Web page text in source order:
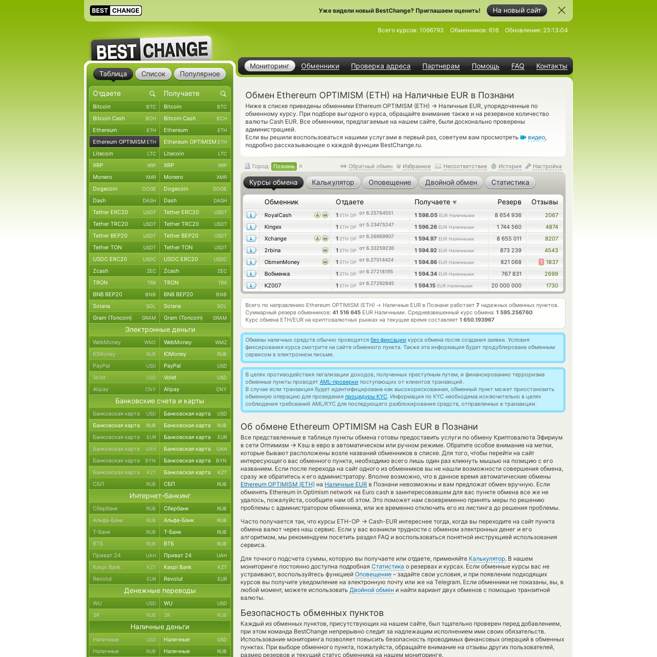
На новый сайт
Уже видели новый BestChange? Приглашаем оценить!
Мониторинг Обменники Проверка адреса Партнерам Помощь FAQ Контакты
Всего курсов: 1066793 Обменников: 616 Обновление: 23:13:04
Обмен Ethereum OPTIMISM (ETH) на Наличные EUR в Познани
Ниже в списке приведены обменники Ethereum OPTIMISM (ETH) → Наличные EUR, упорядоченные по
обменному курсу. При подборе выгодного курса, обращайте внимание также и на резервное количество
валюты Cash EUR. Все обменники, предлагаемые на нашем сайте, были досконально проверены
администрацией.
Если вы решили воспользоваться нашими услугами в первый раз, советуем вам просмотреть
видео,
подробно рассказывающее о каждой функции BestChange.ru.
Обратный обмен Избранное Несоответствие История Настройка
Город: Познань
Курсы обмена Калькулятор Оповещение Двойной обмен Статистика
Обменник Отдаете Получаете ▼ Резерв Отзывы
RoyalCash 1 ETH OP от 6.25764551 1 598.05 EUR Наличными 8 654 936
2067
Kingex
1 ETH OP от 5.23475247 1 596.26 EUR Наличными 1 744 560
4874
Xchange
1 ETH OP от 6.26969907 1 594.97 EUR Наличными 8 655 011
8207
2rbina
1 ETH OP от 6.33259236 1 594.92 EUR Наличными 873 239
4543
ObmenMoney
1 ETH OP от 6.27014424 1 594.86 EUR Наличными 821 068 1 1837
Вобменка
1 ETH OP от 6.27218195 1 594.34 EUR Наличными 767 831
2699
KZ007
1 ETH OP от 6.27292845 1 594.15 EUR Наличными 20 000 000 1730
Всего по направлению Ethereum OPTIMISM (ETH) → Наличные EUR в Познани работает 7 надежных обменных пунктов.
Суммарный резерв обменников: 41 516 645 EUR Наличными. Средневзвешенный курс обмена: 1 595.256760
Курс обмена ETH/EUR на криптовалютных рынках на текущее время составляет 1 650.193967
Обмены наличных средств обычно проводятся без фиксации курса обмена после создания заявки. Условия
фиксирования курса смотрите на сайте обменного пункта. Также эта информация будет продублирована обменным
сервисом в электронном письме.
В целях противодействия легализации доходов, полученных преступным путем, и финансированию терроризма
обменные пункты проводят AML-проверки поступающих от клиентов транзакций.
В случае если транзакция будет идентифицирована как высокорискованная, обменный пункт может приостановить
обменную операцию для проведения процедуры KYC. Информация по KYC необходима исключительно в целях
соблюдения требований AML/KYC для последующего разблокирования средств, отправленных в транзакции.
Об обмене Ethereum OPTIMISM на Cash EUR в Познани
Все представленные в таблице пункты обмена готовы предоставить услуги по обмену Криптовалюта Эфириум
в сети Оптимизм → Кэш в евро в автоматическом или ручном режиме. Обратите особое внимание на метки,
которые бывают расположены возле названий обменников в списке. Для того, чтобы перейти на сайт
интересующего вас обменного пункта, необходимо всего лишь один раз кликнуть мышью на позицию с его
названием. Если после перехода на сайт одного из обменников вы не нашли возможности совершения обмена,
сразу же обратитесь к его администратору. Вполне возможно, что в данное время автоматические обмены
Ethereum OPTIMISM (ETH) на Наличные EUR в Познани невозможны и вам предложат обмен вручную. Если
обменять Ethereum in Optimism network на Euro cash в заинтересовавшем для вас пункте обмена все же не
удалось, пожалуйста, сообщите нам об этом. Это поможет нам своевременно принять меры по решению
проблемы с администратором обменника, или же временно отключить его из листинга до решения проблемы.
Часто получается так, что курсы ETH-OP → Cash-EUR интереснее тогда, когда вы переходите на сайт пункта
обмена валют через наш сервис. Если у вас возникли трудности с обменом электронных денег и его
алгоритмом, мы рекомендуем посетить раздел FAQ и воспользоваться понятной инструкцией использования
сервиса.
Для точного подсчета суммы, которую вы получаете или отдаете, применяйте Калькулятор. В нашем
мониторинге постоянно доступна подробная Статистика о резервах и курсах. Если обменные курсы вас не
устраивают, воспользуйтесь функцией Оповещение – задайте свои условия, и при появлении подходящих
курсов вы получите уведомление на электронную почту или же на Telegram. Если обменники не показаны, вы, в
любой момент, можете использовать Двойной обмен и найти вариант двух обменов с помощью транзитной
валюты.
Безопасность обменных пунктов
Каждый из обменных пунктов, присутствующих на нашем сайте, был тщательно проверен перед добавлением,
при этом команда BestChange непрерывно следит за надлежащим исполнением ими своих обязательств.
Использование мониторинга позволяет повысить безопасность проводимых финансовых операций в обменных
пунктах. При выборе обменного пункта, пожалуйста, обращайте внимание на отзывы других пользователей,
размер резервов и текущий статус обменника на нашем мониторинге.
Таблица Список Популярное
Bitcoin BTC Bitcoin BTC
Bitcoin Cash BCH Bitcoin Cash BCH
Ethereum ETH Ethereum ETH
Ethereum OPTIMISM ETH Ethereum OPTIMISM ETH
Litecoin LTC Litecoin LTC
XRP XRP XRP XRP
Monero XMR Monero XMR
Dogecoin DOGE Dogecoin DOGE
Dash DASH Dash DASH
Tether ERC20 USDT Tether ERC20 USDT
Tether TRC20 USDT Tether TRC20 USDT
Tether BEP20 USDT Tether BEP20 USDT
Tether TON USDT Tether TON USDT
USDC ERC20 USDC USDC ERC20 USDC
Zcash ZEC Zcash ZEC
TRON TRX TRON TRX
BNB BEP20 BNB BNB BEP20 BNB
Solana SOL Solana SOL
Gram (Toncoin) GRAM Gram (Toncoin) GRAM
Электронные деньги
WebMoney WMZ WebMoney WMZ
ЮMoney RUB ЮMoney RUB
PayPal USD PayPal USD
Volet USD Volet USD
Alipay CNY Alipay CNY
Банковские счета и карты
Банковская карта USD Банковская карта USD
Банковская карта RUB Банковская карта RUB
Банковская карта EUR Банковская карта EUR
Банковская карта UAH Банковская карта UAH
Банковская карта BYN Банковская карта BYN
Банковская карта KZT Банковская карта KZT
СБП RUB СБП RUB
Интернет-банкинг
Сбербанк RUB Сбербанк RUB
Альфа-Банк RUB Альфа-Банк RUB
Т-Банк RUB Т-Банк RUB
ВТБ RUB ВТБ RUB
Приват 24 UAH Приват 24 UAH
Kaspi Bank KZT Kaspi Bank KZT
Revolut EUR Revolut EUR
Денежные переводы
WU USD WU USD
ЗК RUB ЗК RUB
Наличные деньги
Наличные USD Наличные USD
Наличные RUB Наличные RUB